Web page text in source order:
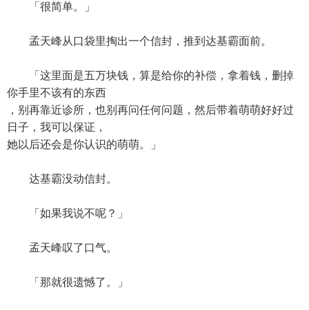
「很简单。」
孟天峰从口袋里掏出一个信封，推到达基霸面前。
「这里面是五万块钱，算是给你的补偿，拿着钱，删掉
你手里不该有的东西
，别再靠近诊所，也别再问任何问题，然后带着萌萌好好过
日子，我可以保证，
她以后还会是你认识的萌萌。」
达基霸没动信封。
「如果我说不呢？」
孟天峰叹了口气。
「那就很遗憾了。」